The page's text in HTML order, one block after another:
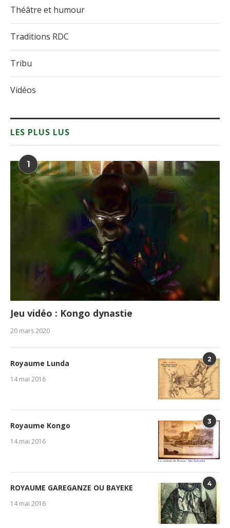
Théâtre et humour
Traditions RDC
Tribu
Vidéos
LES PLUS LUS
1
Jeu vidéo : Kongo dynastie
20 mars 2020
2
Royaume Lunda
14 mai 2016
3
Royaume Kongo
14 mai 2016
4
ROYAUME GAREGANZE OU BAYEKE
14 mai 2016